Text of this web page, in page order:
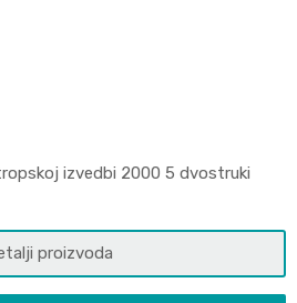
izvedbi 2000 5 dvostruki
proizvoda